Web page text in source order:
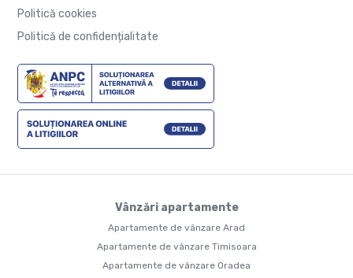
Politică cookies
Politică de confidențialitate
Vânzări apartamente
Apartamente de vânzare Arad
Apartamente de vânzare Timisoara
Apartamente de vânzare Oradea